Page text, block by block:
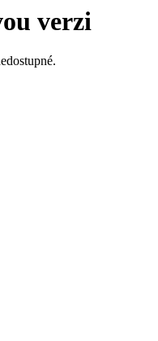
verzi